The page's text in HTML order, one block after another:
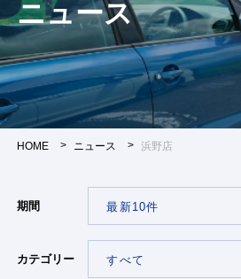
ニュース
HOME ニュース 浜野店
期間
カテゴリー